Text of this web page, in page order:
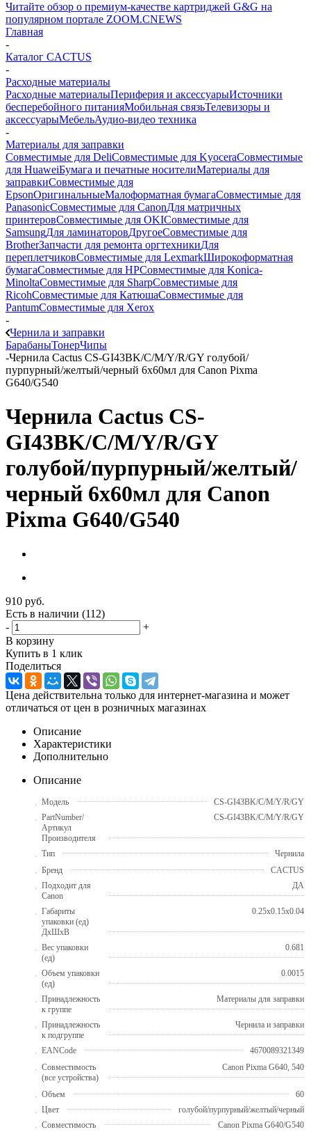
Читайте обзор о премиум-качестве картриджей G&G на
популярном портале ZOOM.CNEWS
Главная
-
Каталог CACTUS
-
Расходные материалы
Расходные материалыПериферия и аксессуарыИсточники
бесперебойного питанияМобильная связьТелевизоры и
аксессуарыМебельАудио-видео техника
-
Материалы для заправки
Совместимые для DeliСовместимые для KyoceraСовместимые
для HuaweiБумага и печатные носителиМатериалы для
заправкиСовместимые для
EpsonОригинальныеМалоформатная бумагаСовместимые для
PanasonicСовместимые для CanonДля матричных
принтеровСовместимые для OKIСовместимые для
SamsungДля ламинаторовДругоеСовместимые для
BrotherЗапчасти для ремонта оргтехникиДля
переплетчиковСовместимые для LexmarkШирокоформатная
бумагаСовместимые для HPСовместимые для Konica-
MinoltaСовместимые для SharpСовместимые для
RicohСовместимые для КатюшаСовместимые для
PantumСовместимые для Xerox
-
Чернила и заправки
БарабаныТонерЧипы
-Чернила Cactus CS-GI43BK/C/M/Y/R/GY голубой/
пурпурный/желтый/черный 6x60мл для Canon Pixma
G640/G540
Чернила Cactus CS-
GI43BK/C/M/Y/R/GY
голубой/пурпурный/желтый/
черный 6x60мл для Canon
Pixma G640/G540
910 руб.
Есть в наличии (112)
-
+
В корзину
Купить в 1 клик
Поделиться
Цена действительна только для интернет-магазина и может
отличаться от цен в розничных магазинах
Описание
Характеристики
Дополнительно
Описание
Модель
CS-GI43BK/C/M/Y/R/GY
PartNumber/
Артикул
Производителя
CS-GI43BK/C/M/Y/R/GY
Тип
Чернила
Бренд
CACTUS
Подходит для
Canon
ДА
Габариты
упаковки (ед)
ДхШхВ
0.25x0.15x0.04
Вес упаковки
(ед)
0.681
Объем упаковки
(ед)
0.0015
Принадлежность
к группе
Материалы для заправки
Принадлежность
к подгруппе
Чернила и заправки
EANCode
4670089321349
Совместимость
(все устройства)
Canon Pixma G640, 540
Объем
60
Цвет
голубой/пурпурный/желтый/черный
Совместимость
Canon Pixma G640/G540